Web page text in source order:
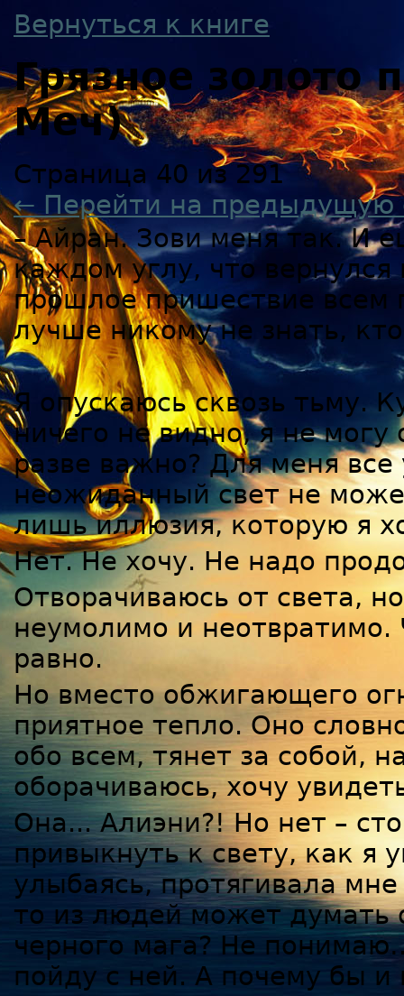
Вернуться к книге
Грязное
Меч)
Страница 40 из 291
← Перейти на предыдущую
– Айран. Зови меня так. И
каждом углу, что
прошлое пришествие всем
лучше никому не знать,
Я опускаюсь сквозь тьму.
ничего не видно, я не
разве важно? Для меня
неожиданный свет не
лишь иллюзия, которую я
Нет. Не хочу. Не надо
Отворачиваюсь от света,
неумолимо и
равно.
Но вместо обжигающего
приятное тепло. Оно
обо всем, тянет за собой,
оборачиваюсь, хочу
Она... Алиэни?! Но нет –
привыкнуть к свету, как я
улыбаясь, протягивала
то из людей может думать
черного мага? Не
пойду с ней. А почему бы и